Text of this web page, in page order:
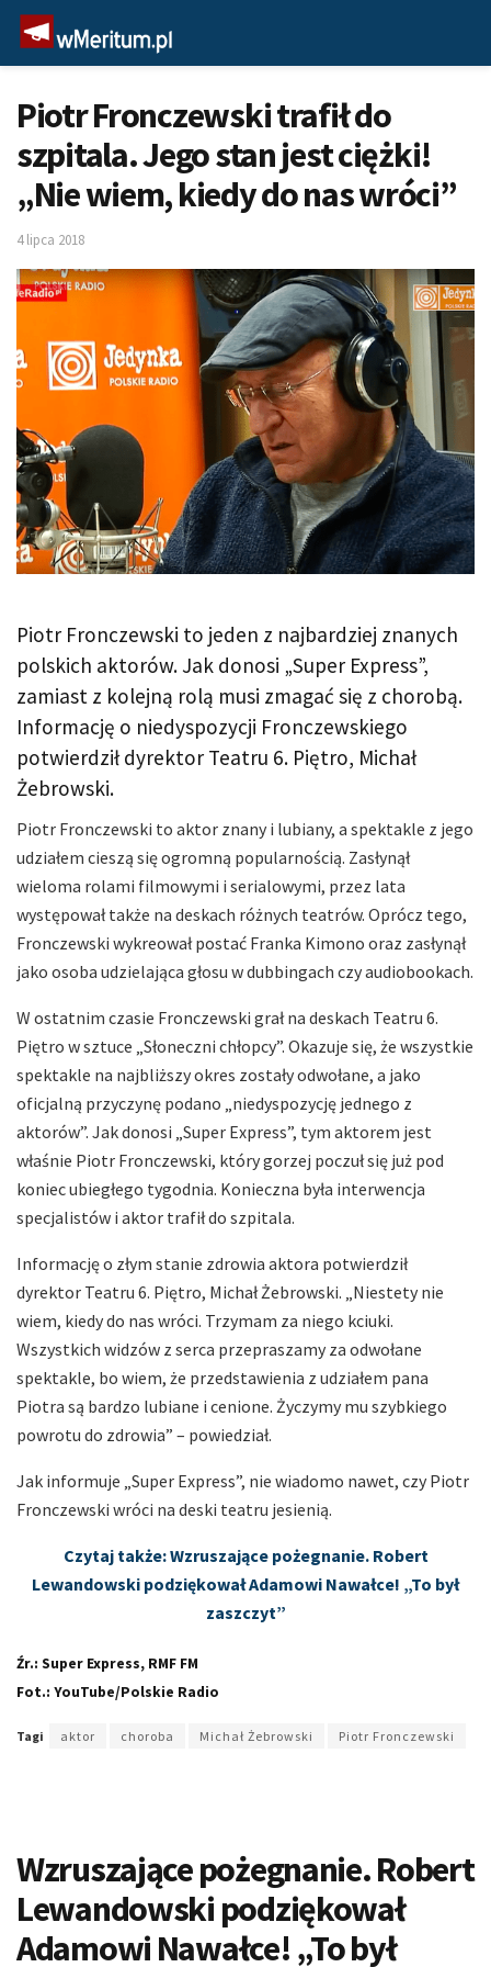
Piotr Fronczewski trafił do
szpitala. Jego stan jest ciężki!
„Nie wiem, kiedy do nas wróci”
4 lipca 2018
Piotr Fronczewski to jeden z najbardziej znanych
polskich aktorów. Jak donosi „Super Express”,
zamiast z kolejną rolą musi zmagać się z chorobą.
Informację o niedyspozycji Fronczewskiego
potwierdził dyrektor Teatru 6. Piętro, Michał
Żebrowski.
Piotr Fronczewski to aktor znany i lubiany, a spektakle z jego
udziałem cieszą się ogromną popularnością. Zasłynął
wieloma rolami filmowymi i serialowymi, przez lata
występował także na deskach różnych teatrów. Oprócz tego,
Fronczewski wykreował postać Franka Kimono oraz zasłynął
jako osoba udzielająca głosu w dubbingach czy audiobookach.
W ostatnim czasie Fronczewski grał na deskach Teatru 6.
Piętro w sztuce „Słoneczni chłopcy”. Okazuje się, że wszystkie
spektakle na najbliższy okres zostały odwołane, a jako
oficjalną przyczynę podano „niedyspozycję jednego z
aktorów”. Jak donosi „Super Express”, tym aktorem jest
właśnie Piotr Fronczewski, który gorzej poczuł się już pod
koniec ubiegłego tygodnia. Konieczna była interwencja
specjalistów i aktor trafił do szpitala.
Informację o złym stanie zdrowia aktora potwierdził
dyrektor Teatru 6. Piętro, Michał Żebrowski. „Niestety nie
wiem, kiedy do nas wróci. Trzymam za niego kciuki.
Wszystkich widzów z serca przepraszamy za odwołane
spektakle, bo wiem, że przedstawienia z udziałem pana
Piotra są bardzo lubiane i cenione. Życzymy mu szybkiego
powrotu do zdrowia” – powiedział.
Jak informuje „Super Express”, nie wiadomo nawet, czy Piotr
Fronczewski wróci na deski teatru jesienią.
Czytaj także: Wzruszające pożegnanie. Robert
Lewandowski podziękował Adamowi Nawałce! „To był
zaszczyt”
Źr.: Super Express, RMF FM
Fot.: YouTube/Polskie Radio
Tagi aktor choroba Michał Żebrowski Piotr Fronczewski
Wzruszające pożegnanie. Robert
Lewandowski podziękował
Adamowi Nawałce! „To był